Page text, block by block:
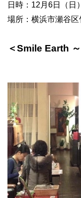
日時：12月6日（日
場所：横浜市瀬谷
＜Smile Earth